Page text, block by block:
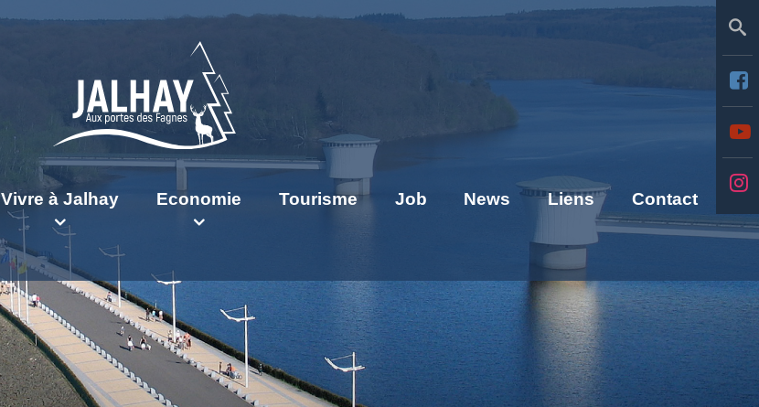
Vivre à Jalhay Economie Tourisme Job News Liens Contact